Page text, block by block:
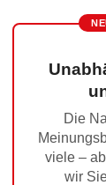
Die
viele –
wir